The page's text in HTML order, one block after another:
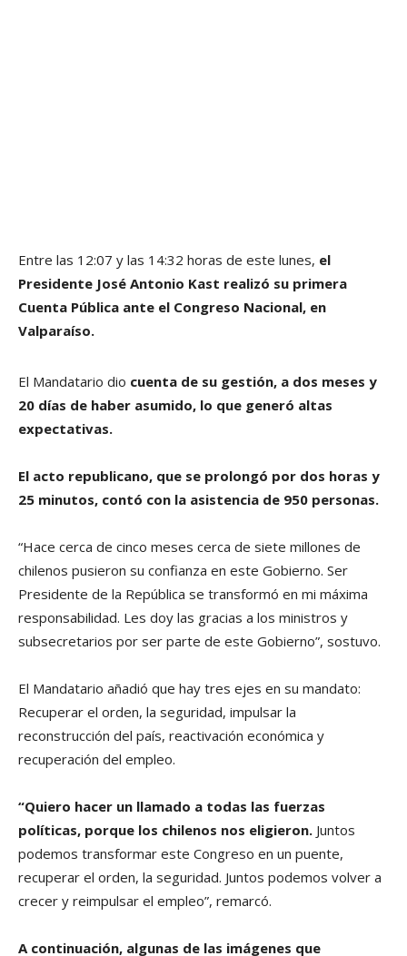
Entre las 12:07 y las 14:32 horas de este lunes, el
Presidente José Antonio Kast realizó su primera
Cuenta Pública ante el Congreso Nacional, en
Valparaíso.
El Mandatario dio cuenta de su gestión, a dos meses y
20 días de haber asumido, lo que generó altas
expectativas.
El acto republicano, que se prolongó por dos horas y
25 minutos, contó con la asistencia de 950 personas.
“Hace cerca de cinco meses cerca de siete millones de
chilenos pusieron su confianza en este Gobierno. Ser
Presidente de la República se transformó en mi máxima
responsabilidad. Les doy las gracias a los ministros y
subsecretarios por ser parte de este Gobierno”, sostuvo.
El Mandatario añadió que hay tres ejes en su mandato:
Recuperar el orden, la seguridad, impulsar la
reconstrucción del país, reactivación económica y
recuperación del empleo.
“Quiero hacer un llamado a todas las fuerzas
políticas, porque los chilenos nos eligieron. Juntos
podemos transformar este Congreso en un puente,
recuperar el orden, la seguridad. Juntos podemos volver a
crecer y reimpulsar el empleo”, remarcó.
A continuación, algunas de las imágenes que